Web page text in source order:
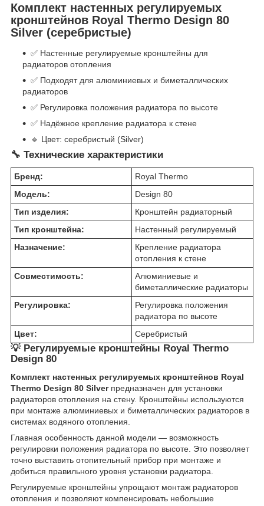
Комплект настенных регулируемых
кронштейнов Royal Thermo Design 80
Silver (серебристые)
✅ Настенные регулируемые кронштейны для
радиаторов отопления
✅ Подходят для алюминиевых и биметаллических
радиаторов
✅ Регулировка положения радиатора по высоте
✅ Надёжное крепление радиатора к стене
🔹 Цвет: серебристый (Silver)
🔧 Технические характеристики
Бренд:
Royal Thermo
Модель:
Design 80
Тип изделия:
Кронштейн радиаторный
Тип кронштейна:
Настенный регулируемый
Назначение:
Крепление радиатора
отопления к стене
Совместимость:
Алюминиевые и
биметаллические радиаторы
Регулировка:
Регулировка положения
радиатора по высоте
Цвет:
Серебристый
💡 Регулируемые кронштейны Royal Thermo
Design 80
Комплект настенных регулируемых кронштейнов Royal
Thermo Design 80 Silverпредназначен для установки
радиаторов отопления на стену. Кронштейны используются
при монтаже алюминиевых и биметаллических радиаторов в
системах водяного отопления.
Главная особенность данной модели — возможность
регулировки положения радиатора по высоте. Это позволяет
точно выставить отопительный прибор при монтаже и
добиться правильного уровня установки радиатора.
Регулируемые кронштейны упрощают монтаж радиаторов
отопления и позволяют компенсировать небольшие